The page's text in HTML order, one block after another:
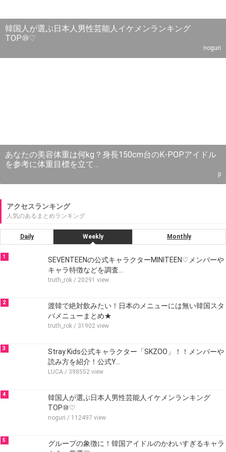
韓国人が選ぶ日本人男性芸能人イケメンランキング
TOP⑩♡
noguri
あなたの美容体重は何kg？身長150cm台のK-POPアイドル
を参考に体重目標を立て…
p
アクセスランキング
人気のあるまとめランキング
Daily Weekly Monthly
1
SEVENTEENの公式キャラクターMINITEEN♡メンバーや
キャラ特徴などを調査…
truth_rok / 20291 view
2
渡韓で絶対飲みたい！日本のメニューには無い韓国スタ
バメニューまとめ★
truth_rok / 31902 view
3
Stray Kids公式キャラクター「SKZOO」！！メンバーや
読み方を紹介！公式Y…
LUCA / 398552 view
4
韓国人が選ぶ日本人男性芸能人イケメンランキング
TOP⑩♡
noguri / 112497 view
5
グループの象徴に！韓国アイドルのかわいすぎるキャラ